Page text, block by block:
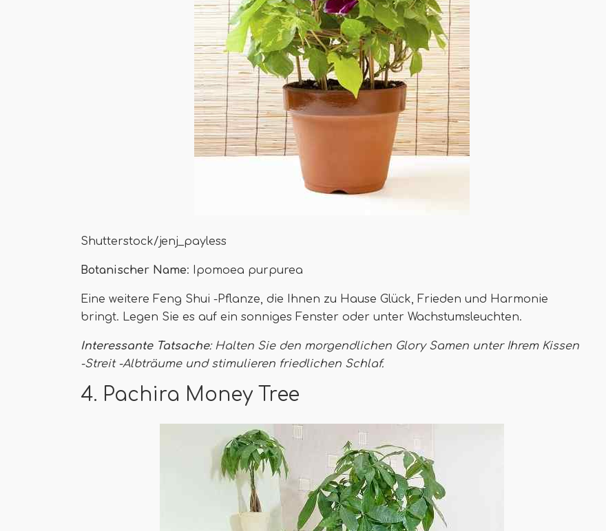
Shutterstock/jenj_payless
Botanischer Name: Ipomoea purpurea
Eine weitere Feng Shui -Pflanze, die Ihnen zu Hause Glück, Frieden und Harmonie
bringt. Legen Sie es auf ein sonniges Fenster oder unter Wachstumsleuchten.
Interessante Tatsache: Halten Sie den morgendlichen Glory Samen unter Ihrem Kissen
-Streit -Albträume und stimulieren friedlichen Schlaf.
4. Pachira Money Tree